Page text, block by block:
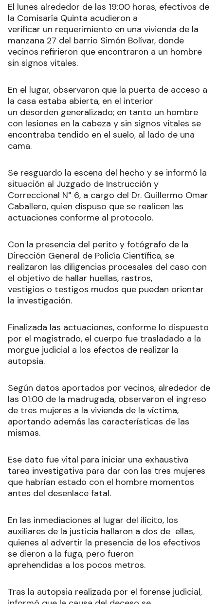
El lunes alrededor de las 19:00 horas, efectivos de
la Comisaría Quinta acudieron a
verificar un requerimiento en una vivienda de la
manzana 27 del barrio Simón Bolívar, donde
vecinos refirieron que encontraron a un hombre
sin signos vitales.
En el lugar, observaron que la puerta de acceso a
la casa estaba abierta, en el interior
un desorden generalizado; en tanto un hombre
con lesiones en la cabeza y sin signos vitales se
encontraba tendido en el suelo, al lado de una
cama.
Se resguardo la escena del hecho y se informó la
situación al Juzgado de Instrucción y
Correccional N° 6, a cargo del Dr. Guillermo Omar
Caballero, quien dispuso que se realicen las
actuaciones conforme al protocolo.
Con la presencia del perito y fotógrafo de la
Dirección General de Policía Científica, se
realizaron las diligencias procesales del caso con
el objetivo de hallar huellas, rastros,
vestigios o testigos mudos que puedan orientar
la investigación.
Finalizada las actuaciones, conforme lo dispuesto
por el magistrado, el cuerpo fue trasladado a la
morgue judicial a los efectos de realizar la
autopsia.
Según datos aportados por vecinos, alrededor de
las 01:00 de la madrugada, observaron el ingreso
de tres mujeres a la vivienda de la víctima,
aportando además las características de las
mismas.
Ese dato fue vital para iniciar una exhaustiva
tarea investigativa para dar con las tres mujeres
que habrían estado con el hombre momentos
antes del desenlace fatal.
En las inmediaciones al lugar del ilícito, los
auxiliares de la justicia hallaron a dos de ellas,
quienes al advertir la presencia de los efectivos
se dieron a la fuga, pero fueron
aprehendidas a los pocos metros.
Tras la autopsia realizada por el forense judicial,